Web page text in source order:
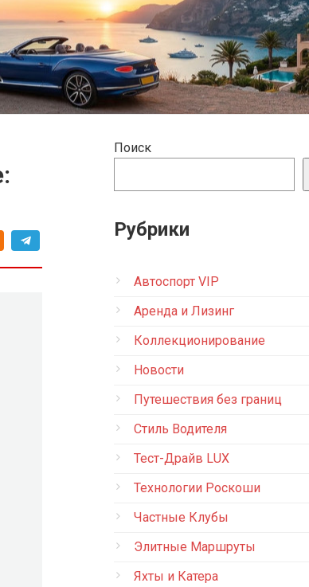
Поиск
Рубрики
Автоспорт VIP
Аренда и Лизинг
Коллекционирование
Новости
Путешествия без границ
Стиль Водителя
Тест-Драйв LUX
Технологии Роскоши
Частные Клубы
Элитные Маршруты
Яхты и Катера